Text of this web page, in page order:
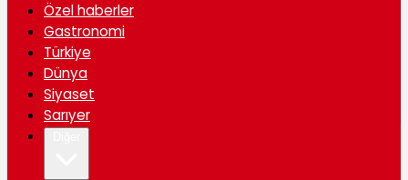
Özel haberler
Gastronomi
Türkiye
Dünya
Siyaset
Sarıyer